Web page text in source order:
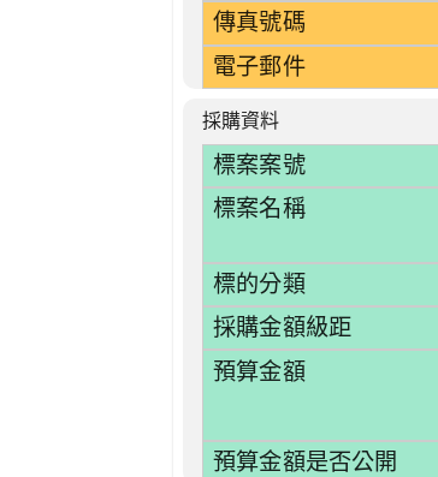
傳真號碼
電子郵件
採購資料
標案案號
標案名稱
標的分類
採購金額級距
預算金額
預算金額是否公開